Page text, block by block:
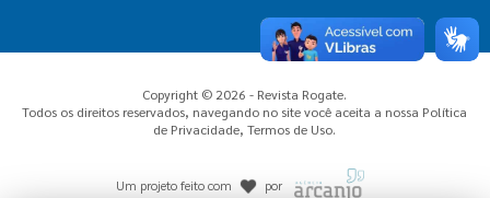
Copyright © 2026 - Revista Rogate.
Todos os direitos reservados, navegando no site você aceita a nossa Política
de Privacidade,Termos de Uso.
Um projeto feito com por